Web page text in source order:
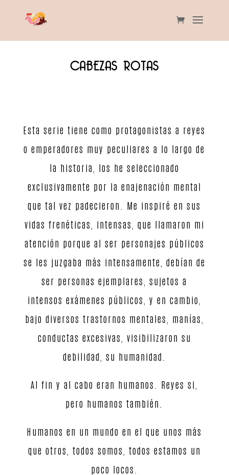
CABEZAS ROTAS
Esta serie tiene como protagonistas a reyes
o emperadores muy peculiares a lo largo de
la historia, los he seleccionado
exclusivamente por la enajenación mental
que tal vez padecieron. Me inspiré en sus
vidas frenéticas, intensas, que llamaron mi
atención porque al ser personajes públicos
se les juzgaba más intensamente, debían de
ser personas ejemplares, sujetos a
intensos exámenes públicos, y en cambio,
bajo diversos trastornos mentales, manías,
conductas excesivas, visibilizaron su
debilidad, su humanidad.
Al fin y al cabo eran humanos. Reyes si,
pero humanos también.
Humanos en un mundo en el que unos más
que otros, todos somos, todos estamos un
poco locos.